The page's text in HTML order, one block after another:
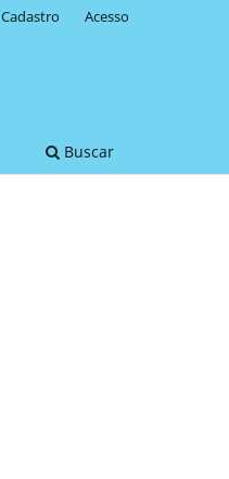
Buscar
Cadastro Acesso